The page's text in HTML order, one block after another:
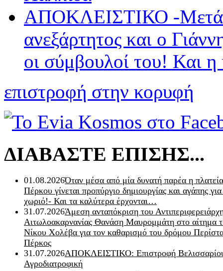
ΑΠΟΚΛΕΙΣΤΙΚΟ -Μετά
ανεξάρτητος και ο
οι σύμβουλοί του! Και
επιστροφή στην κορυφή
ΔΙΑΒΑΣΤΕ ΕΠΙΣΗΣ...
01.08.2026Όταν μέσα από μία δυνατή παρέα η
Πέρκου γίνεται προπύργιο δημιουργίας και αγάπης
χωριό!- Και τα καλύτερα έρχονται…
31.07.2026Άμεση ανταπόκριση του
Αιτωλοακαρνανίας Θανάση Μαυρομμάτη στο αίτημα
Νίκου Χολέβα για τον καθαρισμό του δρόμου
Πέρκος
31.07.2026ΑΠΟΚΛΕΙΣΤΙΚΟ: Επιστροφή
Αγροδιατροφική